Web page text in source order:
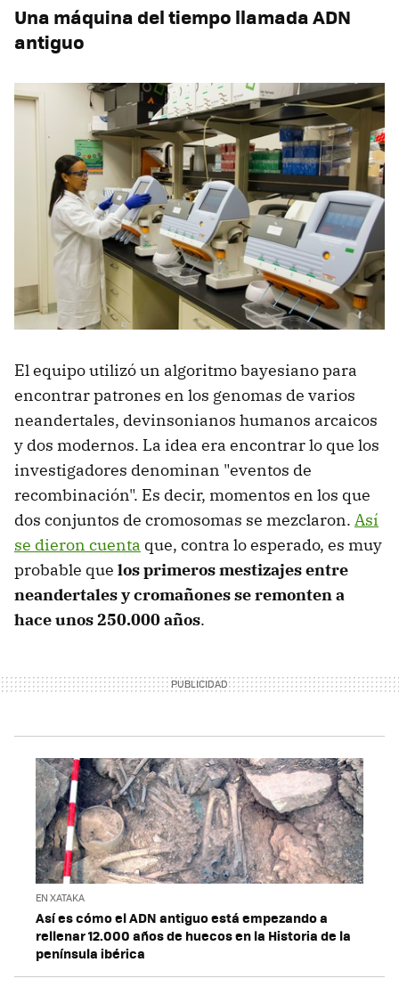
Una máquina del tiempo llamada ADN
antiguo
El equipo utilizó un algoritmo bayesiano para
encontrar patrones en los genomas de varios
neandertales, devinsonianos humanos arcaicos
y dos modernos. La idea era encontrar lo que los
investigadores denominan "eventos de
recombinación". Es decir, momentos en los que
dos conjuntos de cromosomas se mezclaron. Así
se dieron cuenta que, contra lo esperado, es muy
probable que los primeros mestizajes entre
neandertales y cromañones se remonten a
hace unos 250.000 años.
EN XATAKA
Así es cómo el ADN antiguo está empezando a
rellenar 12.000 años de huecos en la Historia de la
península ibérica